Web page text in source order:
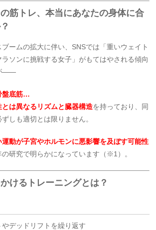
筋トレ、本当にあなたの身体に合
ームの拡大に伴い、SNSでは「重いウェイト
ソンに挑戦する女子」がもてはやされる傾向
――
盤底筋…
とは異なるリズムと臓器構造を持っており、同
しも適切とは限りません。
運動が子宮やホルモンに悪影響を及ぼす可能性
研究で明らかになっています（※1）。
けるトレーニングとは？
デッドリフトを繰り返す